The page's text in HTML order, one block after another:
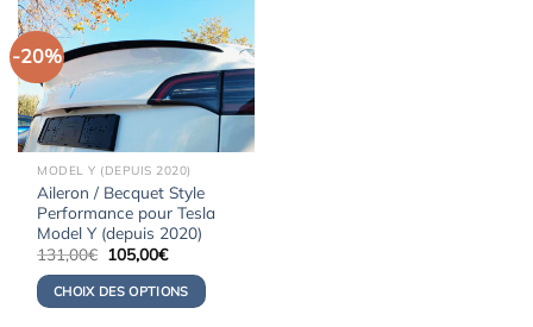
-20%
MODEL Y (DEPUIS 2020)
Aileron / Becquet Style
Performance pour Tesla
Model Y (depuis 2020)
131,00€ Le
prix
initial
était :
131,00€.
105,00€Le
actuel
est :
105,00€.
CHOIX DES OPTIONS